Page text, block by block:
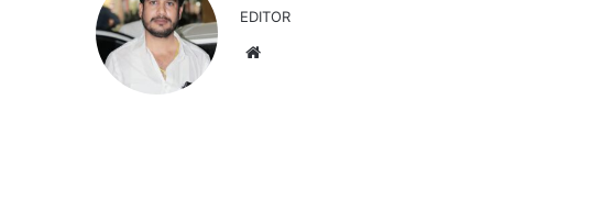
EDITOR